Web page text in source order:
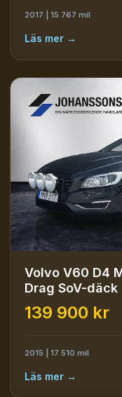
2017 | 15 767 mil
Läs mer →
Volvo V60 D4
Drag SoV-däck
139 900 kr
2015 | 17 510 mil
Läs mer →